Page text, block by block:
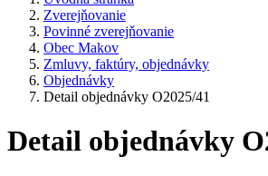
Zverejňovanie
Povinné zverejňovanie
Obec Makov
Zmluvy, faktúry, objednávky
Objednávky
Detail objednávky O2025/41
Detail objednávky